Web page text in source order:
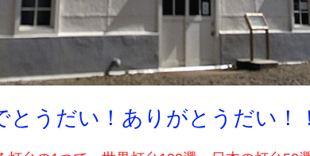
とうだい！ありがとうだい！